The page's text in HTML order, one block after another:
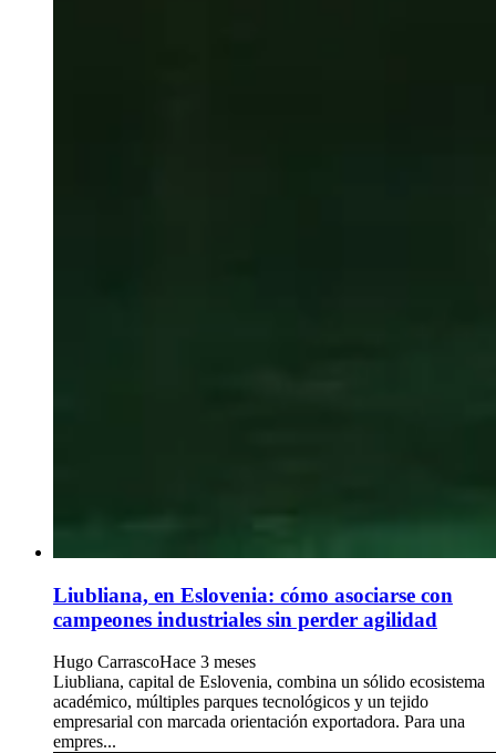
Liubliana, en Eslovenia: cómo asociarse con
campeones industriales sin perder agilidad
Hugo CarrascoHace 3 meses
Liubliana, capital de Eslovenia, combina un sólido ecosistema
académico, múltiples parques tecnológicos y un tejido
empresarial con marcada orientación exportadora. Para una
empres...